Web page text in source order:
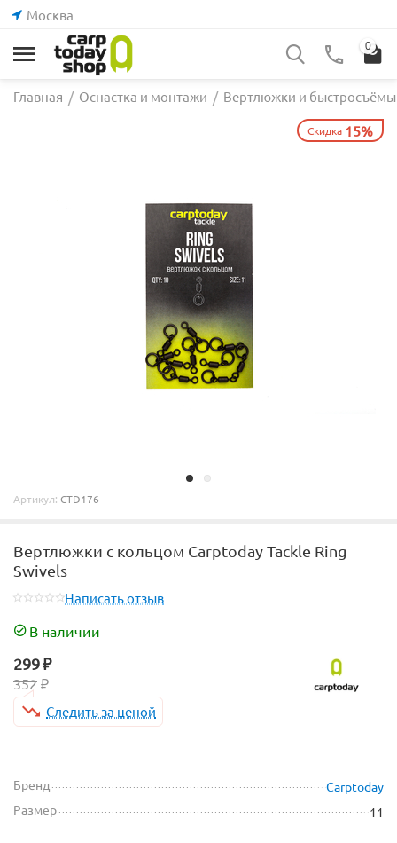
Москва
0
Главная / Оснастка и монтажи / Вертлюжки и быстросъёмы
Скидка 15%
Артикул: CTD176
Вертлюжки с кольцом Carptoday Tackle Ring
Swivels
Написать отзыв
В наличии
299₽
352 ₽
Следить за ценой
Бренд
Carptoday
Размер
11